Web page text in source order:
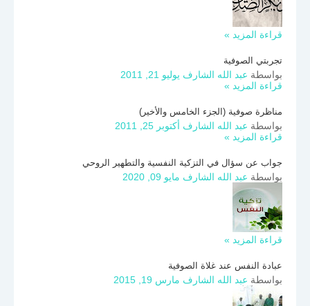
قراءة المزيد »
تجربتي الصوفية
بواسطة عبد الله الشارف يوليو 21, 2011
قراءة المزيد »
مناظرة صوفية (الجزء الخامس والأخير)
بواسطة عبد الله الشارف أكتوبر 25, 2011
قراءة المزيد »
جواب عن سؤال في التزكية النفسية والتطهير الروحي
بواسطة عبد الله الشارف مايو 09, 2020
قراءة المزيد »
عبادة النفس عند غلاة الصوفية
بواسطة عبد الله الشارف مارس 19, 2015